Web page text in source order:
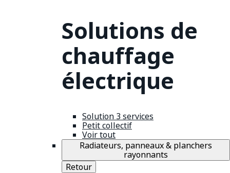
Solutions de
chauffage
électrique
Solution 3 services
Petit collectif
Voir tout
Radiateurs, panneaux & planchers
rayonnants
Retour